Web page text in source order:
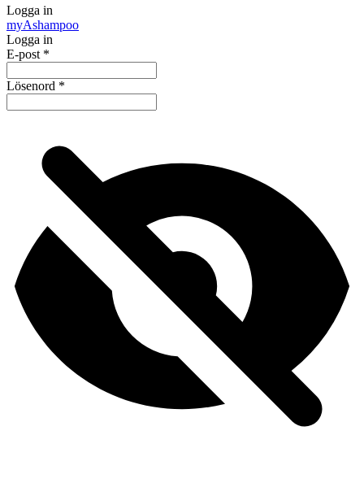
Logga in
myAshampoo
Logga in
E-post *
Lösenord *